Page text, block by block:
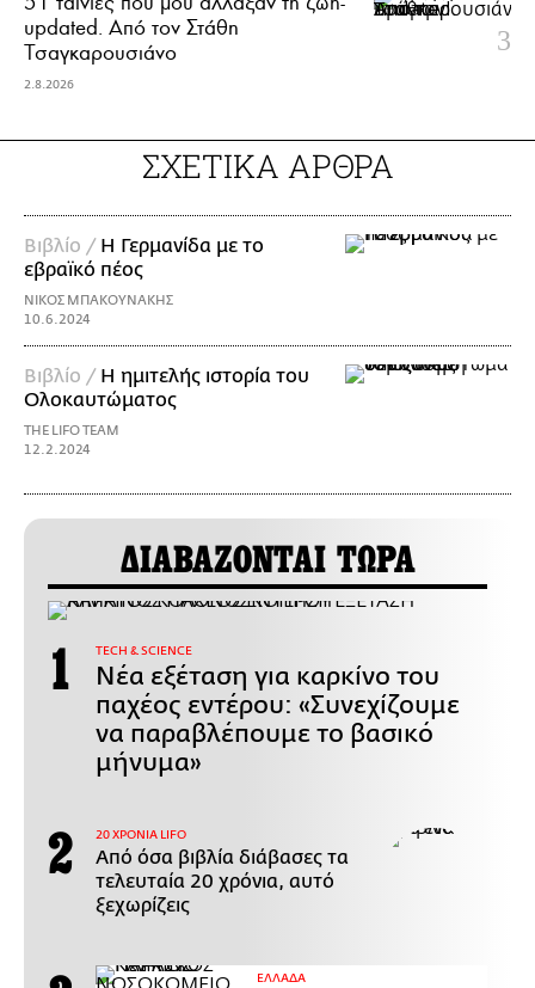
updated. Aπό τον Στάθη
Τσαγκαρουσιάνο
2.8.2026
ΣΧΕΤΙΚΑ ΑΡΘΡΑ
Βιβλίο / Η Γερμανίδα με το
εβραϊκό πέος
ΝΙΚΟΣ ΜΠΑΚΟΥΝΑΚΗΣ
10.6.2024
Βιβλίο / Η ημιτελής ιστορία του
Ολοκαυτώματος
THE LIFO TEAM
12.2.2024
ΔΙΑΒΑΖΟΝΤΑΙ ΤΩΡΑ
ΤECH & SCIENCE
Νέα εξέταση για καρκίνο του
παχέος εντέρου: «Συνεχίζουμε
να παραβλέπουμε το βασικό
μήνυμα»
20 ΧΡΟΝΙΑ LIFO
Από όσα βιβλία διάβασες τα
τελευταία 20 χρόνια, αυτό
ξεχωρίζεις
ΕΛΛΑΔΑ